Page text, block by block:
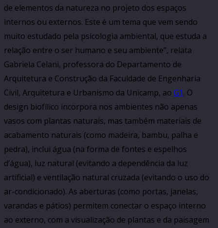
de elementos da natureza no projeto dos espaços
internos ou externos. Este é um tema que vem sendo
muito estudado pela psicologia ambiental, que estuda a
relação entre o ser humano e seu ambiente”, relata
Gabriela Celani, professora do Departamento de
Arquitetura e Construção da Faculdade de Engenharia
Civil, Arquitetura e Urbanismo da Unicamp, ao G1. O
design biofílico incorpora nos ambientes não apenas
vasos com plantas naturais, mas também materiais de
acabamento naturais (como madeira, bambu, palha e
pedra), inclui água (na forma de fontes e espelhos
d’água), luz natural (evitando a dependência da luz
artificial) e ventilação natural cruzada (evitando o uso do
ar-condicionado). As aberturas (como portas, janelas,
varandas e pátios) permitem conectar o espaço interno
ao externo, com a visualização de plantas e da paisagem